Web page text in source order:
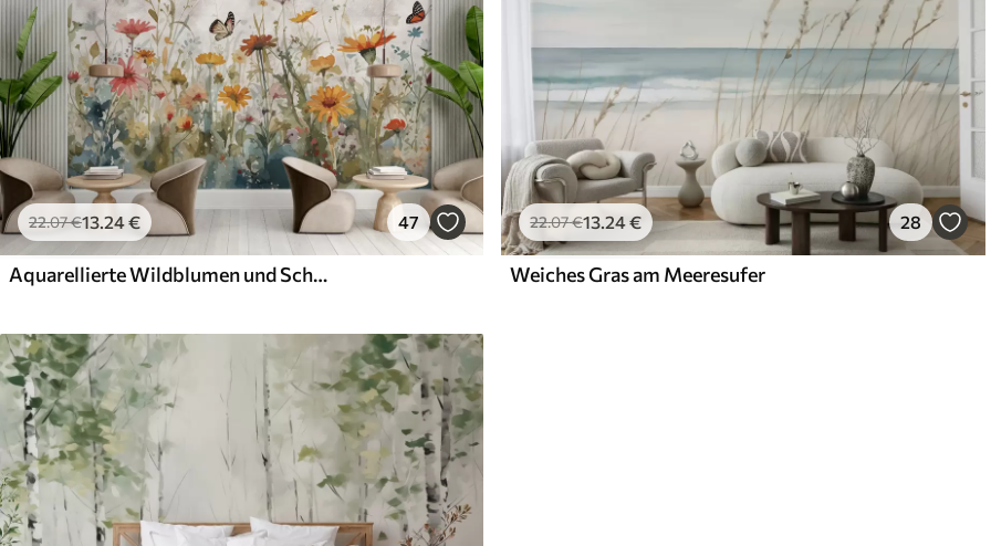
22.07€13 .24€ 47
Aquarellierte Wildblumen und Schmetterlinge
22.07€13 .24€ 28
Weiches Gras am Meeresufer